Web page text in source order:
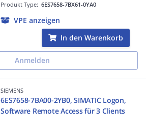
Produkt Type: 6ES7658-7BX61-0YA0
VPE anzeigen
In den Warenkorb
Anmelden
SIEMENS
6ES7658-7BA00-2YB0, SIMATIC Logon,
Software Remote Access für 3 Clients